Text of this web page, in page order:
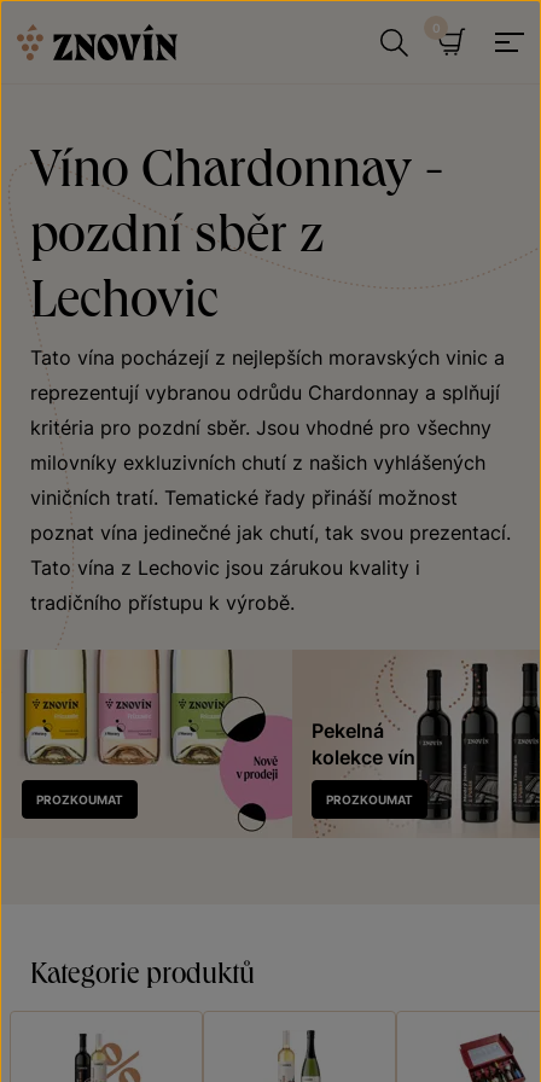
Víno Chardonnay -
pozdní sběr z
Lechovic
Tato vína pocházejí z nejlepších moravských vinic a
reprezentují vybranou odrůdu Chardonnay a splňují
kritéria pro pozdní sběr. Jsou vhodné pro všechny
milovníky exkluzivních chutí z našich vyhlášených
viničních tratí. Tematické řady přináší možnost
poznat vína jedinečné jak chutí, tak svou prezentací.
Tato vína z Lechovic jsou zárukou kvality i
tradičního přístupu k výrobě.
Nově
v prodeji
PROZKOUMAT
Pekelná
kolekce vín
PROZKOUMAT
Kategorie produktů